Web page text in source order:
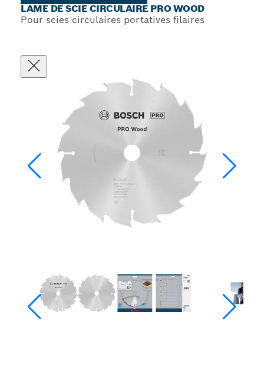
LAME DE SCIE CIRCULAIRE PRO WOOD
Pour scies circulaires portatives filaires